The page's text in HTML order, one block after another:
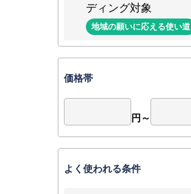
ディング対象
地域の願いに応える使い道
価格帯
円～
よく使われる条件